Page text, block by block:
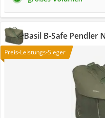
Basil B-Safe Pendler
Preis-Leistungs-Sieger